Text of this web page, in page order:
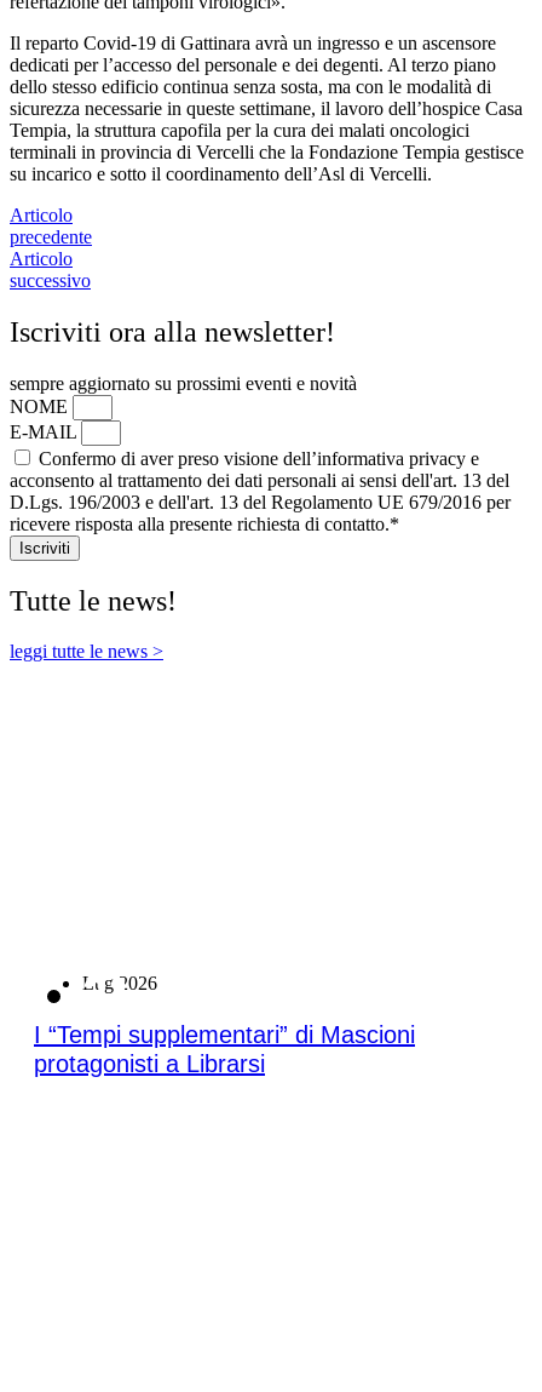
Il reparto Covid-19 di Gattinara avrà un ingresso e un ascensore
dedicati per l’accesso del personale e dei degenti. Al terzo piano
dello stesso edificio continua senza sosta, ma con le modalità di
sicurezza necessarie in queste settimane, il lavoro dell’hospice Casa
Tempia, la struttura capofila per la cura dei malati oncologici
terminali in provincia di Vercelli che la Fondazione Tempia gestisce
su incarico e sotto il coordinamento dell’Asl di Vercelli.
Articolo
precedente
Articolo
successivo
Iscriviti ora alla newsletter!
sempre aggiornato su prossimi eventi e novità
NOME
E-MAIL
Confermo di aver preso visione dell’informativa privacy e
acconsento al trattamento dei dati personali ai sensi dell'art. 13 del
D.Lgs. 196/2003 e dell'art. 13 del Regolamento UE 679/2016 per
ricevere risposta alla presente richiesta di contatto.*
Iscriviti
Tutte le news!
leggi tutte le news >
Lug 2026
21
I “Tempi supplementari” di Mascioni
protagonisti a Librarsi